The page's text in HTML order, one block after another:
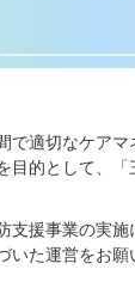
で適切なケア
目的として、
支援事業の実
いた運営をお